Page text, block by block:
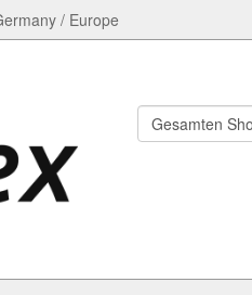
/ Europe